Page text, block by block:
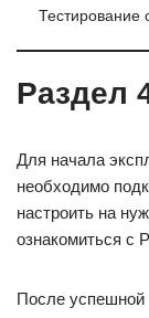
Тестирование
Раздел
Для начала
необходимо
настроить на
ознакомиться с
После успешной